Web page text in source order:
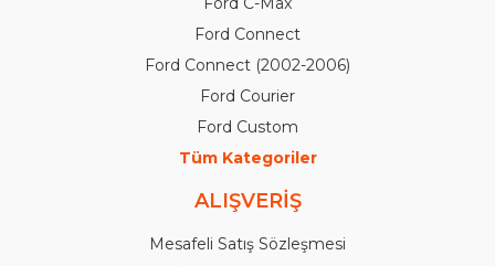
Ford Connect
Ford Connect (2002-2006)
Ford Courier
Ford Custom
Tüm Kategoriler
ALIŞVERİŞ
Mesafeli Satış Sözleşmesi